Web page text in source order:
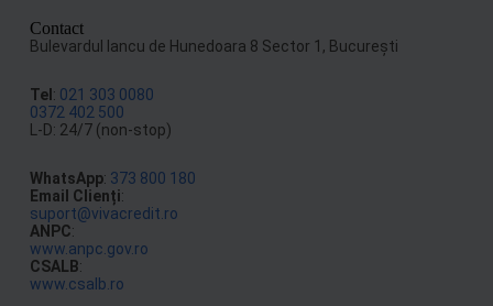
Contact
Bulevardul Iancu de Hunedoara 8 Sector 1, Bucureşti
Tel: 021 303 0080
0372 402 500
L-D: 24/7 (non-stop)
WhatsApp: 373 800 180
Email Clienți:
suport@vivacredit.ro
ANPC:
www.anpc.gov.ro
CSALB:
www.csalb.ro